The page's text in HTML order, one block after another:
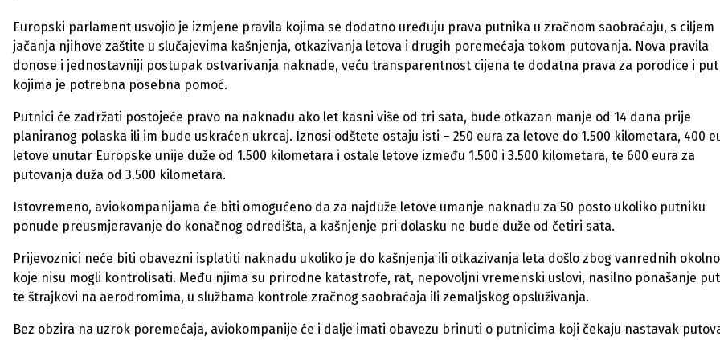
Europski parlament usvojio je izmjene pravila kojima se dodatno uređuju prava putnika u zračnom saobraćaju, s ciljem
jačanja njihove zaštite u slučajevima kašnjenja, otkazivanja letova i drugih poremećaja tokom putovanja. Nova pravila
donose i jednostavniji postupak ostvarivanja naknade, veću transparentnost cijena te dodatna prava za porodice i
kojima je potrebna posebna pomoć.
Putnici će zadržati postojeće pravo na naknadu ako let kasni više od tri sata, bude otkazan manje od 14 dana prije
planiranog polaska ili im bude uskraćen ukrcaj. Iznosi odštete ostaju isti – 250 eura za letove do 1.500 kilometara, 400
letove unutar Europske unije duže od 1.500 kilometara i ostale letove između 1.500 i 3.500 kilometara, te 600 eura za
putovanja duža od 3.500 kilometara.
Istovremeno, aviokompanijama će biti omogućeno da za najduže letove umanje naknadu za 50 posto ukoliko putniku
ponude preusmjeravanje do konačnog odredišta, a kašnjenje pri dolasku ne bude duže od četiri sata.
Prijevoznici neće biti obavezni isplatiti naknadu ukoliko je do kašnjenja ili otkazivanja leta došlo zbog vanrednih
koje nisu mogli kontrolisati. Među njima su prirodne katastrofe, rat, nepovoljni vremenski uslovi, nasilno ponašanje
te štrajkovi na aerodromima, u službama kontrole zračnog saobraćaja ili zemaljskog opsluživanja.
Bez obzira na uzrok poremećaja, aviokompanije će i dalje imati obavezu brinuti o putnicima koji čekaju nastavak